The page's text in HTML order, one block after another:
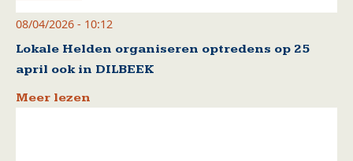
08/04/2026 - 10:12
Lokale Helden organiseren optredens op 25
april ook in DILBEEK
Meer lezen